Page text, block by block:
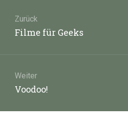
Zurück
Vorheriger
Filme für Geeks
Weiter
Nächster
Voodoo!